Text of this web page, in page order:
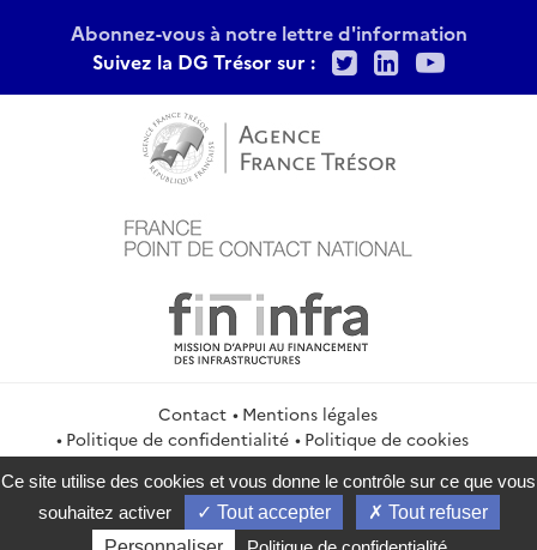
Abonnez-vous à notre lettre d'information
Suivez la DG Trésor sur :
TwitterLinkedIn
Contact
Mentions légales
Politique de confidentialité
Politique de cookies
Gestion des cookies
Flux RSS
service-public.gouv.fr
legifrance.gouv.fr
info.gouv.fr
data.gouv.fr
Ce site utilise des cookies et vous donne le contrôle sur ce que vous
souhaitez activer
Tout accepter
Tout refuser